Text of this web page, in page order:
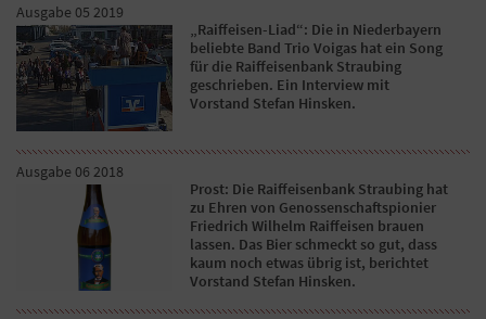
Ausgabe 05 2019
„Raiffeisen-Liad“: Die in Niederbayern
beliebte Band Trio Voigas hat ein Song
für die Raiffeisenbank Straubing
geschrieben. Ein Interview mit
Vorstand Stefan Hinsken.
Ausgabe 06 2018
Prost: Die Raiffeisenbank Straubing hat
zu Ehren von Genossenschaftspionier
Friedrich Wilhelm Raiffeisen brauen
lassen. Das Bier schmeckt so gut, dass
kaum noch etwas übrig ist, berichtet
Vorstand Stefan Hinsken.